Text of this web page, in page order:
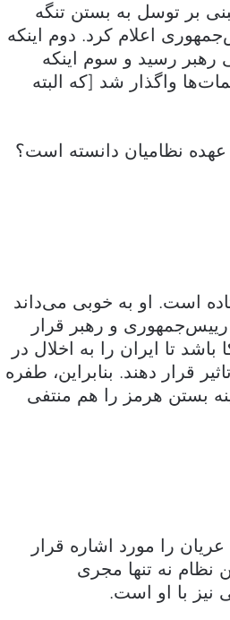
بر توسل به بستن تنگه
اعلام کرد. دوم اینکه
رهبر رسید و سوم اینکه
واگذار شد [که البته
نظامیان دانسته است؟
است. او به خوبی می‌داند
و رهبر قرار
تا ایران را به اخلال در
قرار دهند. بنابراین، طفره
بستن هرمز را هم منتفی
را مورد اشاره قرار
نظام نه تنها مجری
نیز با او است.